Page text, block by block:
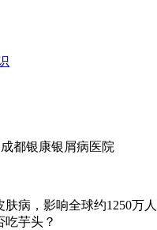
成都银康银屑病医院
病，影响全球约1250万
吃芋头？